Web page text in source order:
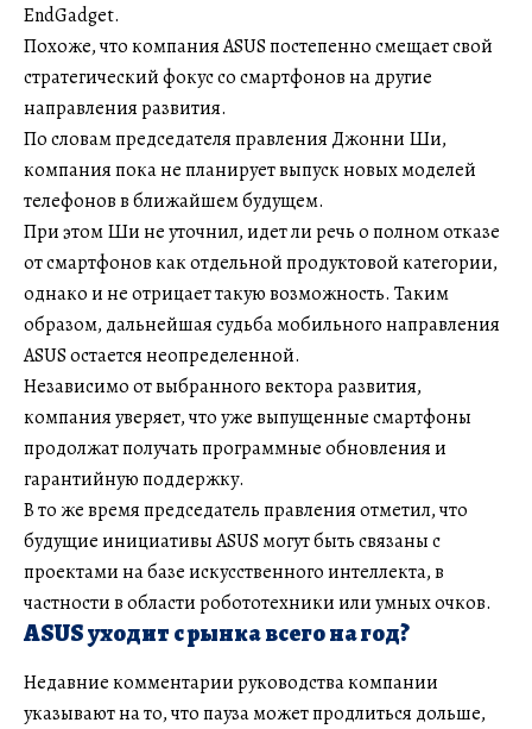
EndGadget.
Похоже, что компания ASUS постепенно смещает свой
стратегический фокус со смартфонов на другие
направления развития.
По словам председателя правления Джонни Ши,
компания пока не планирует выпуск новых моделей
телефонов в ближайшем будущем.
При этом Ши не уточнил, идет ли речь о полном отказе
от смартфонов как отдельной продуктовой категории,
однако и не отрицает такую возможность. Таким
образом, дальнейшая судьба мобильного направления
ASUS остается неопределенной.
Независимо от выбранного вектора развития,
компания уверяет, что уже выпущенные смартфоны
продолжат получать программные обновления и
гарантийную поддержку.
В то же время председатель правления отметил, что
будущие инициативы ASUS могут быть связаны с
проектами на базе искусственного интеллекта, в
частности в области робототехники или умных очков.
ASUS уходит с рынка всего на год?
Недавние комментарии руководства компании
указывают на то, что пауза может продлиться дольше,